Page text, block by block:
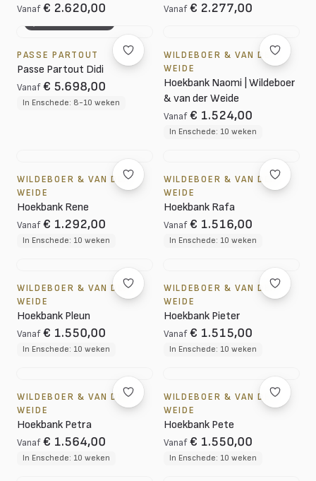
Vanaf € 2.620,00 Vanaf € 2.277,00
PASSE PARTOUT
Passe Partout Didi
Vanaf € 5.698,00
In Enschede: 8-10 weken
WILDEBOER & VAN DER
WEIDE
Hoekbank Naomi | Wildeboer
& van der Weide
Vanaf € 1.524,00
In Enschede: 10 weken
WILDEBOER & VAN DER
WEIDE
Hoekbank Rene
Vanaf € 1.292,00
In Enschede: 10 weken
WILDEBOER & VAN DER
WEIDE
Hoekbank Rafa
Vanaf € 1.516,00
In Enschede: 10 weken
WILDEBOER & VAN DER
WEIDE
Hoekbank Pleun
Vanaf € 1.550,00
In Enschede: 10 weken
WILDEBOER & VAN DER
WEIDE
Hoekbank Pieter
Vanaf € 1.515,00
In Enschede: 10 weken
WILDEBOER & VAN DER
WEIDE
Hoekbank Petra
Vanaf € 1.564,00
In Enschede: 10 weken
WILDEBOER & VAN DER
WEIDE
Hoekbank Pete
Vanaf € 1.550,00
In Enschede: 10 weken